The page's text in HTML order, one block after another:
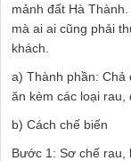
mảnh đất Hà
mà ai ai cũng phải
khách.
a) Thành phần:
ăn kèm các loại rau,
b) Cách chế biến
Bước 1: Sơ chế rau,